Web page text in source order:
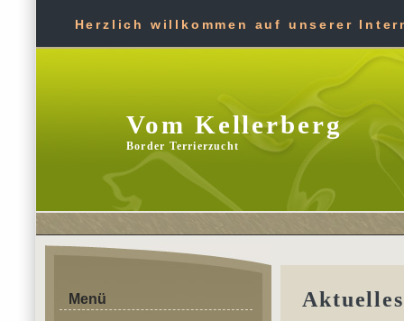
Herzlich willkommen auf unserer
Vom Kellerberg
Border Terrierzucht
Aktuelles
Menü